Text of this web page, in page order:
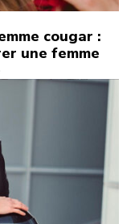
cougar :
une femme